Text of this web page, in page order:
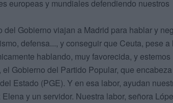
europeas y mundiales defendiendo nuestros
Gobierno viajan a Madrid para hablar y
defensa..., y conseguir que Ceuta, pese a
hablando, muy favorecida, y estemos
Gobierno del Partido Popular, que
Estado (PGE). Y en esa labor, ayudan
y un servidor. Nuestra labor, señora